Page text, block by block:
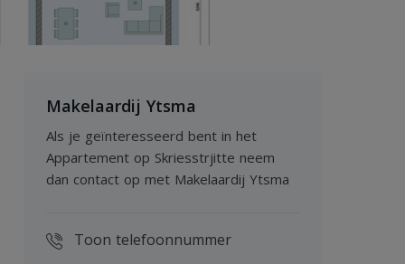
Makelaardij Ytsma
Als je geïnteresseerd bent in het
Appartement op Skriesstrjitte neem
dan contact op met Makelaardij Ytsma
Toon telefoonnummer